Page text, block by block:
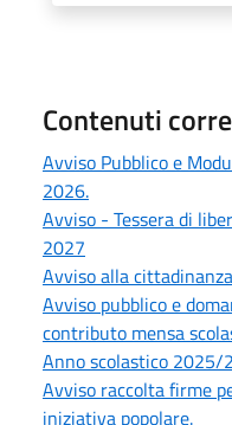
Contenuti
Avviso Pubblico e
2026.
Avviso - Tessera di
2027
Avviso alla cittadinanza
Avviso pubblico e
contributo mensa
Anno scolastico 2025/
Avviso raccolta firme
iniziativa popolare.